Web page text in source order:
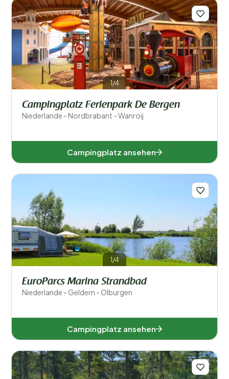
1/4
Campingplatz Ferienpark De Bergen
Niederlande - Nordbrabant - Wanroij
Campingplatz ansehen
1/4
EuroParcs Marina Strandbad
Niederlande - Geldern - Olburgen
Campingplatz ansehen